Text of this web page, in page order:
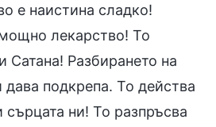
е наистина сладко!
лекарство! То
Сатана! Разбирането на
подкрепа. То действа
сърцата ни! То разпръсва